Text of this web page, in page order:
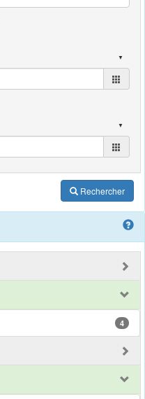
Rechercher
4